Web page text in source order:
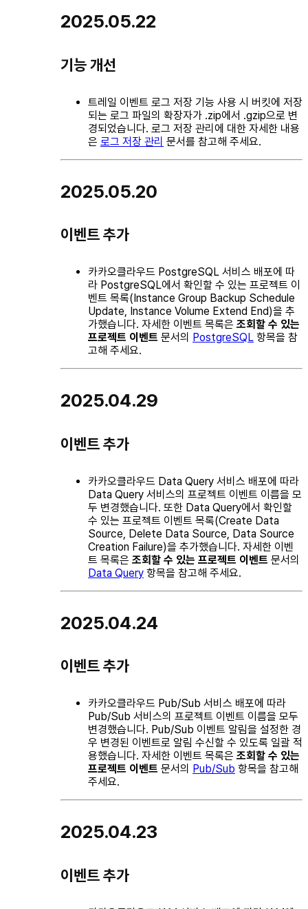
2025.05.22
기능 개선
트레일 이벤트 로그 저장 기능 사용 시 버킷에 저장
되는 로그 파일의 확장자가 .zip에서 .gzip으로 변
경되었습니다. 로그 저장 관리에 대한 자세한 내용
은 로그 저장 관리 문서를 참고해 주세요.
2025.05.20
이벤트 추가
카카오클라우드 PostgreSQL 서비스 배포에 따
라 PostgreSQL에서 확인할 수 있는 프로젝트 이
벤트 목록(Instance Group Backup Schedule
Update, Instance Volume Extend End)을 추
가했습니다. 자세한 이벤트 목록은 조회할 수 있는
프로젝트 이벤트 문서의 PostgreSQL 항목을 참
고해 주세요.
2025.04.29
이벤트 추가
카카오클라우드 Data Query 서비스 배포에 따라
Data Query 서비스의 프로젝트 이벤트 이름을 모
두 변경했습니다. 또한 Data Query에서 확인할
수 있는 프로젝트 이벤트 목록(Create Data
Source, Delete Data Source, Data Source
Creation Failure)을 추가했습니다. 자세한 이벤
트 목록은 조회할 수 있는 프로젝트 이벤트 문서의
Data Query 항목을 참고해 주세요.
2025.04.24
이벤트 추가
카카오클라우드 Pub/Sub 서비스 배포에 따라
Pub/Sub 서비스의 프로젝트 이벤트 이름을 모두
변경했습니다. Pub/Sub 이벤트 알림을 설정한 경
우 변경된 이벤트로 알림 수신할 수 있도록 일괄 적
용했습니다. 자세한 이벤트 목록은 조회할 수 있는
프로젝트 이벤트 문서의 Pub/Sub 항목을 참고해
주세요.
2025.04.23
이벤트 추가